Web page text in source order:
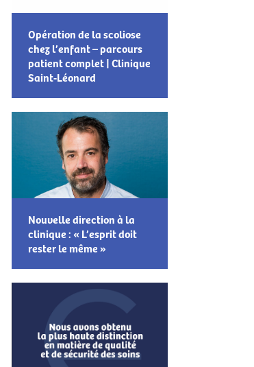
Opération de la scoliose
chez l’enfant – parcours
patient complet | Clinique
Saint-Léonard
Nouvelle direction à la
clinique : « L’esprit doit
rester le même »